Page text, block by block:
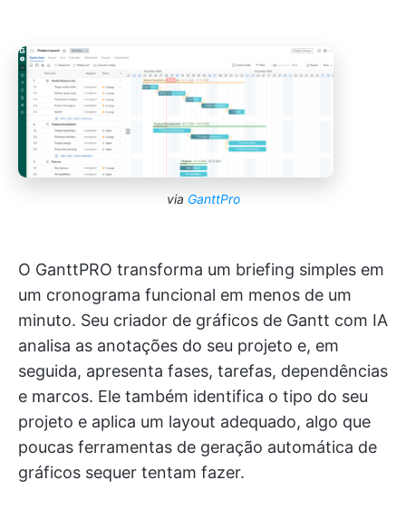
via GanttPro
O GanttPRO transforma um briefing simples em
um cronograma funcional em menos de um
minuto. Seu criador de gráficos de Gantt com IA
analisa as anotações do seu projeto e, em
seguida, apresenta fases, tarefas, dependências
e marcos. Ele também identifica o tipo do seu
projeto e aplica um layout adequado, algo que
poucas ferramentas de geração automática de
gráficos sequer tentam fazer.